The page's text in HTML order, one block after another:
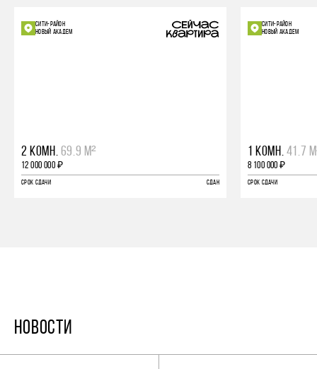
СИТИ-РАЙОН
НОВЫЙ АКАДЕМ
2 КОМН. 69.9 М²
12 000 000 ₽
СРОК СДАЧИ СДАН
СИТИ-РАЙОН
НОВЫЙ АКАДЕМ
1 КОМН. 41.7
8 100 000 ₽
СРОК СДАЧИ
НОВОСТИ